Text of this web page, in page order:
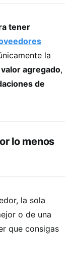
tener
la
valor agregado,
de
lo menos
la sola
o de una
que consigas